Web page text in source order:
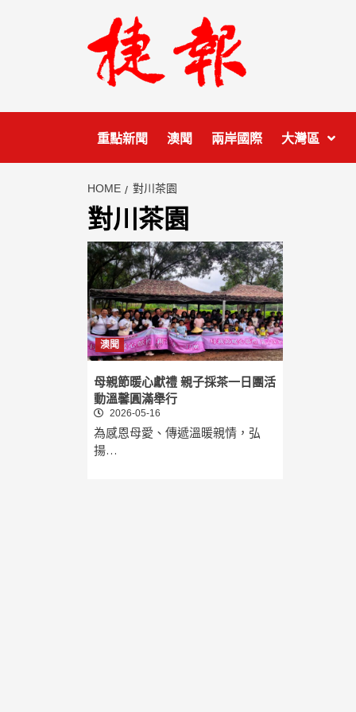
重點新聞 澳聞 兩岸國際 大灣區
HOME 對川茶園
對川茶園
澳聞
母親節暖心獻禮 親子採茶一日團活
動溫馨圓滿舉行
2026-05-16
為感恩母愛、傳遞溫暖親情，弘
揚…